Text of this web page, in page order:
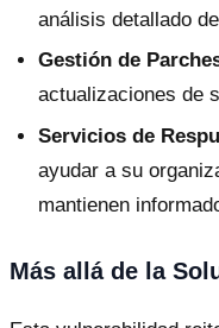
análisis detallado
Gestión de
actualizaciones de
Servicios de
ayudar a su
mantienen
Más allá de la